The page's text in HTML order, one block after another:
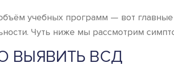
учебных программ — вот
Чуть ниже мы рассмотрим
ВСД